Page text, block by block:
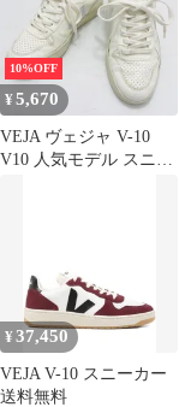
10%OFF
¥5,670
VEJA ヴェジャ V-10
V10 人気モデル スニー
メンテナンス クリーニ
ング済み 完売品 インス
タ映え 大人カジュアル
ローカットhws02534
¥37,450
VEJA V-10 スニーカー
送料無料